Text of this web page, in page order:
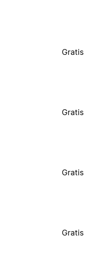
Gratis
Gratis
Gratis
Gratis